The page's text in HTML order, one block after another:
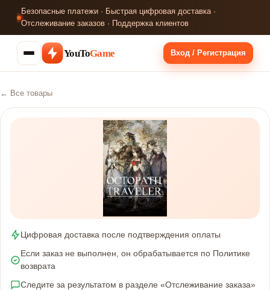
Безопасные платежи · Быстрая цифровая доставка ·
Отслеживание заказов · Поддержка клиентов
YouToGame Вход / Регистрация
← Все товары
Цифровая доставка после подтверждения оплаты
Если заказ не выполнен, он обрабатывается по Политике
возврата
Следите за результатом в разделе «Отслеживание заказа»